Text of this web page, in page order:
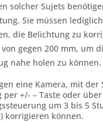
solcher Sujets
Sie müssen
die Belichtung zu
von gegen 200 mm, um
nahe holen zu können.
eine Kamera, mit der
per +/- – Taste oder
um 3 bis 5
) korrigieren können.